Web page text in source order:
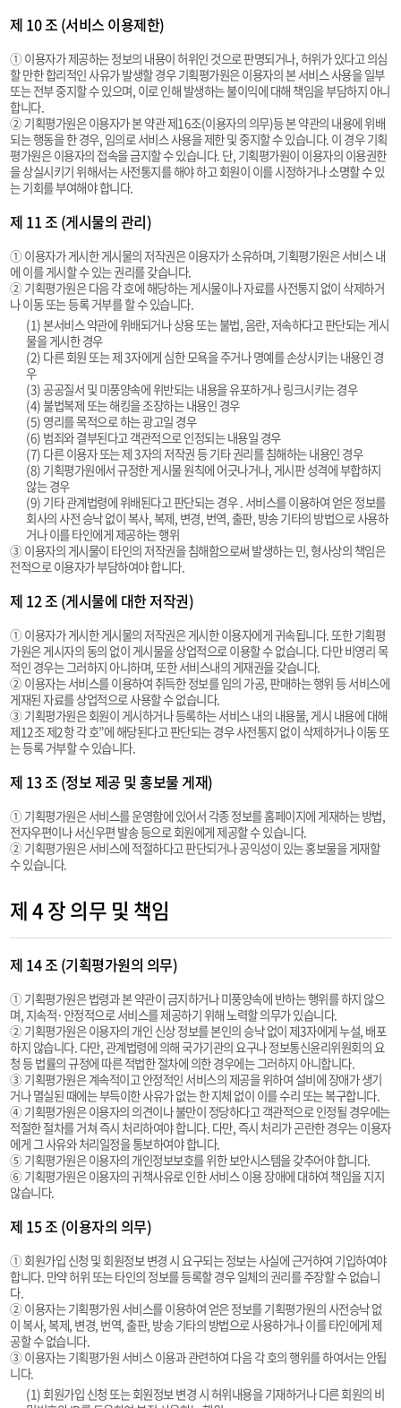
제 10 조 (서비스 이용제한)
① 이용자가 제공하는 정보의 내용이 허위인 것으로 판명되거나, 허위가 있다고 의심
할 만한 합리적인 사유가 발생할 경우 기획평가원은 이용자의 본 서비스 사용을 일부
또는 전부 중지할 수 있으며, 이로 인해 발생하는 불이익에 대해 책임을 부담하지 아니
합니다.
② 기획평가원은 이용자가 본 약관 제16조(이용자의 의무)등 본 약관의 내용에 위배
되는 행동을 한 경우, 임의로 서비스 사용을 제한 및 중지할 수 있습니다. 이 경우 기획
평가원은 이용자의 접속을 금지할 수 있습니다. 단, 기획평가원이 이용자의 이용권한
을 상실시키기 위해서는 사전통지를 해야 하고 회원이 이를 시정하거나 소명할 수 있
는 기회를 부여해야 합니다.
제 11 조 (게시물의 관리)
① 이용자가 게시한 게시물의 저작권은 이용자가 소유하며, 기획평가원은 서비스 내
에 이를 게시할 수 있는 권리를 갖습니다.
② 기획평가원은 다음 각 호에 해당하는 게시물이나 자료를 사전통지 없이 삭제하거
나 이동 또는 등록 거부를 할 수 있습니다.
(1) 본서비스 약관에 위배되거나 상용 또는 불법, 음란, 저속하다고 판단되는 게시
물을 게시한 경우
(2) 다른 회원 또는 제 3자에게 심한 모욕을 주거나 명예를 손상시키는 내용인 경
우
(3) 공공질서 및 미풍양속에 위반되는 내용을 유포하거나 링크시키는 경우
(4) 불법복제 또는 해킹을 조장하는 내용인 경우
(5) 영리를 목적으로 하는 광고일 경우
(6) 범죄와 결부된다고 객관적으로 인정되는 내용일 경우
(7) 다른 이용자 또는 제 3자의 저작권 등 기타 권리를 침해하는 내용인 경우
(8) 기획평가원에서 규정한 게시물 원칙에 어긋나거나, 게시판 성격에 부합하지
않는 경우
(9) 기타 관계법령에 위배된다고 판단되는 경우 . 서비스를 이용하여 얻은 정보를
회사의 사전 승낙 없이 복사, 복제, 변경, 번역, 출판, 방송 기타의 방법으로 사용하
거나 이를 타인에게 제공하는 행위
③ 이용자의 게시물이 타인의 저작권을 침해함으로써 발생하는 민, 형사상의 책임은
전적으로 이용자가 부담하여야 합니다.
제 12 조 (게시물에 대한 저작권)
① 이용자가 게시한 게시물의 저작권은 게시한 이용자에게 귀속됩니다. 또한 기획평
가원은 게시자의 동의 없이 게시물을 상업적으로 이용할 수 없습니다. 다만 비영리 목
적인 경우는 그러하지 아니하며, 또한 서비스내의 게재권을 갖습니다.
② 이용자는 서비스를 이용하여 취득한 정보를 임의 가공, 판매하는 행위 등 서비스에
게재된 자료를 상업적으로 사용할 수 없습니다.
③ 기획평가원은 회원이 게시하거나 등록하는 서비스 내의 내용물, 게시 내용에 대해
제12조 제2항 각 호”에 해당된다고 판단되는 경우 사전통지 없이 삭제하거나 이동 또
는 등록 거부할 수 있습니다.
제 13 조 (정보 제공 및 홍보물 게재)
① 기획평가원은 서비스를 운영함에 있어서 각종 정보를 홈페이지에 게재하는 방법,
전자우편이나 서신우편 발송 등으로 회원에게 제공할 수 있습니다.
② 기획평가원은 서비스에 적절하다고 판단되거나 공익성이 있는 홍보물을 게재할
수 있습니다.
제 4 장 의무 및 책임
제 14 조 (기획평가원의 의무)
① 기획평가원은 법령과 본 약관이 금지하거나 미풍양속에 반하는 행위를 하지 않으
며, 지속적·안정적으로 서비스를 제공하기 위해 노력할 의무가 있습니다.
② 기획평가원은 이용자의 개인 신상 정보를 본인의 승낙 없이 제3자에게 누설, 배포
하지 않습니다. 다만, 관계법령에 의해 국가기관의 요구나 정보통신윤리위원회의 요
청 등 법률의 규정에 따른 적법한 절차에 의한 경우에는 그러하지 아니합니다.
③ 기획평가원은 계속적이고 안정적인 서비스의 제공을 위하여 설비에 장애가 생기
거나 멸실된 때에는 부득이한 사유가 없는 한 지체 없이 이를 수리 또는 복구합니다.
④ 기획평가원은 이용자의 의견이나 불만이 정당하다고 객관적으로 인정될 경우에는
적절한 절차를 거쳐 즉시 처리하여야 합니다. 다만, 즉시 처리가 곤란한 경우는 이용자
에게 그 사유와 처리일정을 통보하여야 합니다.
⑤ 기획평가원은 이용자의 개인정보보호를 위한 보안시스템을 갖추어야 합니다.
⑥ 기획평가원은 이용자의 귀책사유로 인한 서비스 이용 장애에 대하여 책임을 지지
않습니다.
제 15 조 (이용자의 의무)
① 회원가입 신청 및 회원정보 변경 시 요구되는 정보는 사실에 근거하여 기입하여야
합니다. 만약 허위 또는 타인의 정보를 등록할 경우 일체의 권리를 주장할 수 없습니
다.
② 이용자는 기획평가원 서비스를 이용하여 얻은 정보를 기획평가원의 사전승낙 없
이 복사, 복제, 변경, 번역, 출판, 방송 기타의 방법으로 사용하거나 이를 타인에게 제
공할 수 없습니다.
③ 이용자는 기획평가원 서비스 이용과 관련하여 다음 각 호의 행위를 하여서는 안됩
니다.
(1) 회원가입 신청 또는 회원정보 변경 시 허위내용을 기재하거나 다른 회원의 비